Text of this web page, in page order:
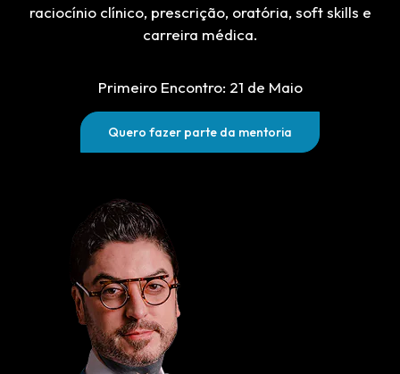
raciocínio clínico, prescrição, oratória, soft skills e
carreira médica.
Primeiro Encontro: 21 de Maio
Quero fazer parte da mentoria